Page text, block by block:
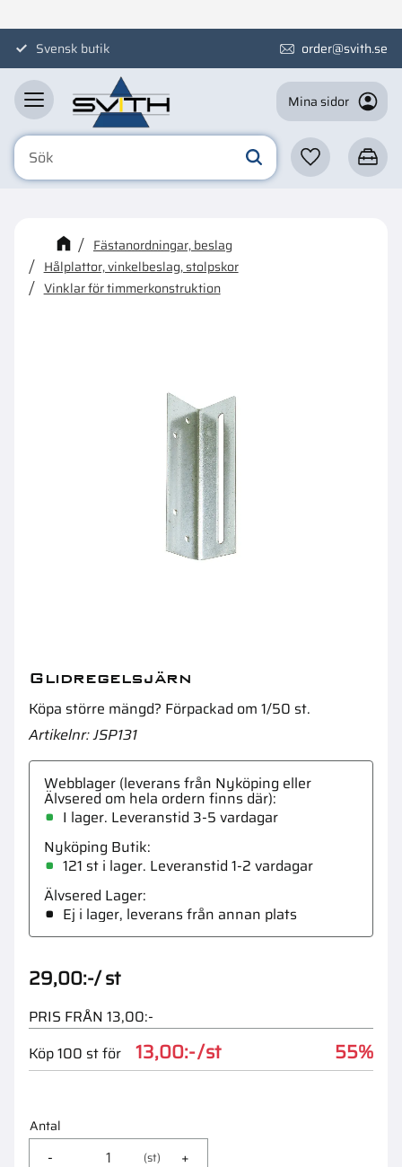
MenySvensk butik order@svith.se
Mina sidor
Favoriter
Kanske någon av dessa
produkter kan intressera dig?
Fyrkantsrör 20X40X1,5X2000Mm Stål
Fästanordningar, beslag
Hålplattor, vinkelbeslag, stolpskor
Vinklar för timmerkonstruktion
Glidregelsjärn
Köpa större mängd? Förpackad om 1/50 st.
Artikelnr JSP131
29,00:-/st
PRIS FRÅN 13,00:-
100 st 13,00:-/st 55%
Antal
st +
-
Webblager (leverans från Nyköping eller
Älvsered om hela ordern finns där)
I lager. Leveranstid 3-5 vardagar
Nyköping Butik
121 st i lager
Älvsered Lager
Ej i lager, leverans från annan plats